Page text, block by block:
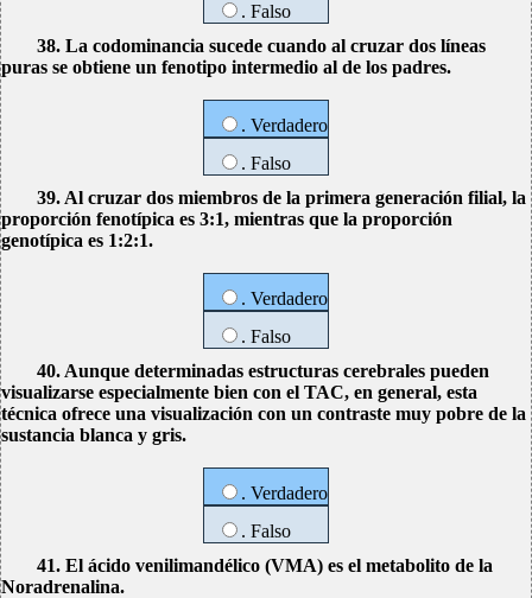
. Falso
38. La codominancia sucede cuando al cruzar dos líneas
puras se obtiene un fenotipo intermedio al de los padres.
. Verdadero
. Falso
39. Al cruzar dos miembros de la primera generación filial, la
proporción fenotípica es 3:1, mientras que la proporción
genotípica es 1:2:1.
. Verdadero
. Falso
40. Aunque determinadas estructuras cerebrales pueden
visualizarse especialmente bien con el TAC, en general, esta
técnica ofrece una visualización con un contraste muy pobre de la
sustancia blanca y gris.
. Verdadero
. Falso
41. El ácido venilimandélico (VMA) es el metabolito de la
Noradrenalina.